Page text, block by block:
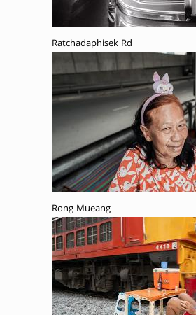
Ratchadaphisek Rd
Rong Mueang